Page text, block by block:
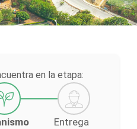
en la etapa:
Entrega